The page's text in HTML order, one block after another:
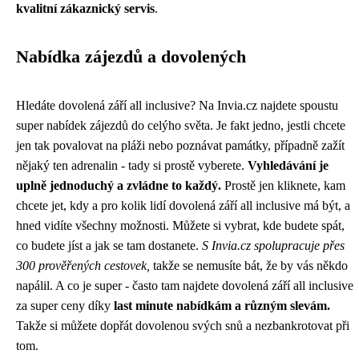
kvalitní zákaznický servis.
Nabídka zájezdů a dovolených
Hledáte dovolená září all inclusive? Na Invia.cz najdete spoustu
super nabídek zájezdů do celýho světa. Je fakt jedno, jestli chcete
jen tak povalovat na pláži nebo poznávat památky, případně zažít
nějaký ten adrenalin - tady si prostě vyberete. Vyhledávání je
uplně jednoduchý a zvládne to každý. Prostě jen kliknete, kam
chcete jet, kdy a pro kolik lidí dovolená září all inclusive má být, a
hned vidíte všechny možnosti. Můžete si vybrat, kde budete spát,
co budete jíst a jak se tam dostanete. S Invia.cz spolupracuje přes
300 prověřených cestovek, takže se nemusíte bát, že by vás někdo
napálil. A co je super - často tam najdete dovolená září all inclusive
za super ceny díky last minute nabídkám a různým slevám.
Takže si můžete dopřát dovolenou svých snů a nezbankrotovat při
tom.